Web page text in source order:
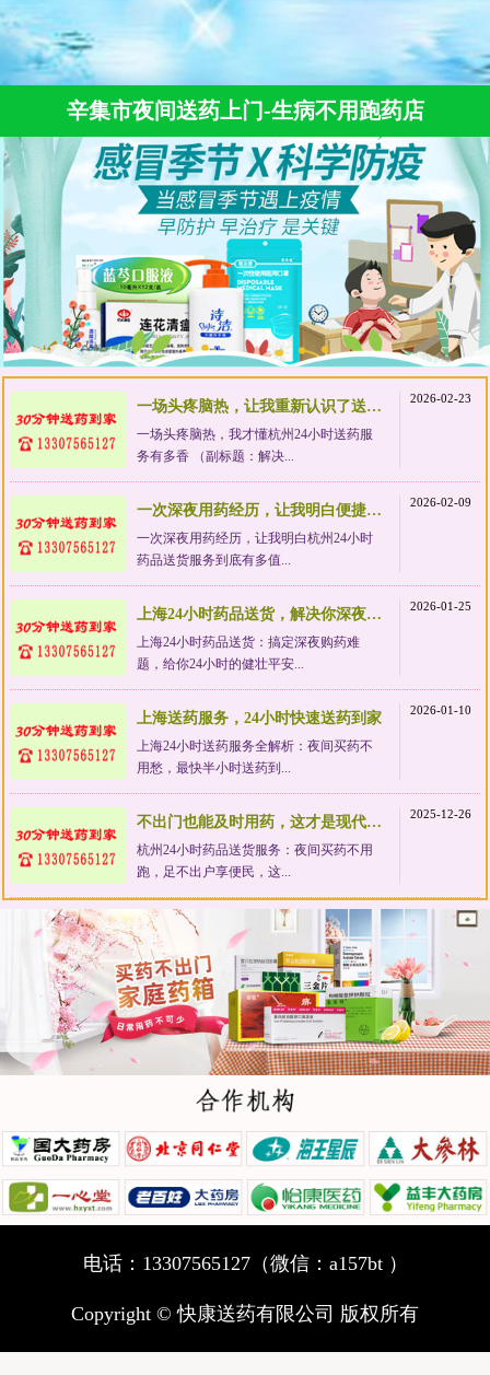
辛集市夜间送药上门-生病不用跑药店
一场头疼脑热，让我重新认识了送药服务的价值
一场头疼脑热，我才懂杭州24小时送药服
务有多香 （副标题：解决...
2026-02-23
一次深夜用药经历，让我明白便捷服务有多值
一次深夜用药经历，让我明白杭州24小时
药品送货服务到底有多值...
2026-02-09
上海24小时药品送货，解决你深夜急需药品的难题
上海24小时药品送货：搞定深夜购药难
题，给你24小时的健壮平安...
2026-01-25
上海送药服务，24小时快速送药到家
上海24小时送药服务全解析：夜间买药不
用愁，最快半小时送药到...
2026-01-10
不出门也能及时用药，这才是现代生活该有的样子
杭州24小时药品送货服务：夜间买药不用
跑，足不出户享便民，这...
2025-12-26
电话：13307565127（微信：a157bt ）
Copyright © 快康送药有限公司 版权所有